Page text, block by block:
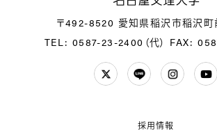
〒492-8520 愛知県稲沢市稲沢
TEL: 0587-23-2400（代） FAX:
採用情報